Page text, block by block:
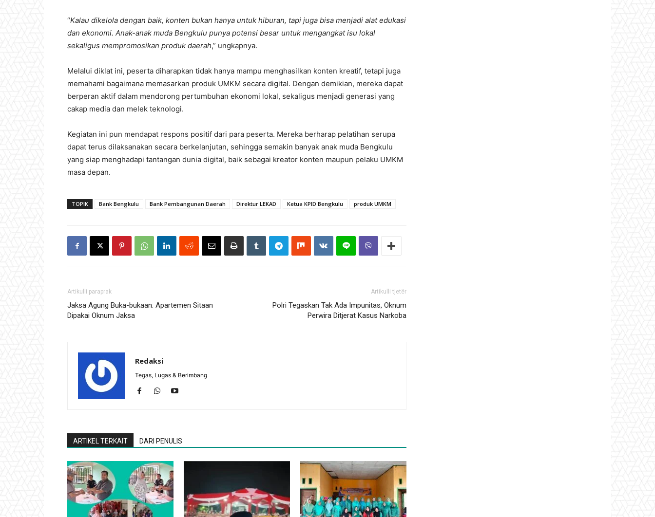
“Kalau dikelola dengan baik, konten bukan hanya untuk hiburan, tapi juga bisa menjadi alat edukasi
dan ekonomi. Anak-anak muda Bengkulu punya potensi besar untuk mengangkat isu lokal
sekaligus mempromosikan produk daerah,” ungkapnya.
Melalui diklat ini, peserta diharapkan tidak hanya mampu menghasilkan konten kreatif, tetapi juga
memahami bagaimana memasarkan produk UMKM secara digital. Dengan demikian, mereka dapat
berperan aktif dalam mendorong pertumbuhan ekonomi lokal, sekaligus menjadi generasi yang
cakap media dan melek teknologi.
Kegiatan ini pun mendapat respons positif dari para peserta. Mereka berharap pelatihan serupa
dapat terus dilaksanakan secara berkelanjutan, sehingga semakin banyak anak muda Bengkulu
yang siap menghadapi tantangan dunia digital, baik sebagai kreator konten maupun pelaku UMKM
masa depan.
TOPIK Bank Bengkulu Bank Pembangunan Daerah Direktur LEKAD Ketua KPID Bengkulu produk UMKM
Artikulli paraprak
Jaksa Agung Buka-bukaan: Apartemen Sitaan
Dipakai Oknum Jaksa
Artikulli tjetër
Polri Tegaskan Tak Ada Impunitas, Oknum
Perwira Ditjerat Kasus Narkoba
Redaksi
Tegas, Lugas & Berimbang
ARTIKEL TERKAIT DARI PENULIS